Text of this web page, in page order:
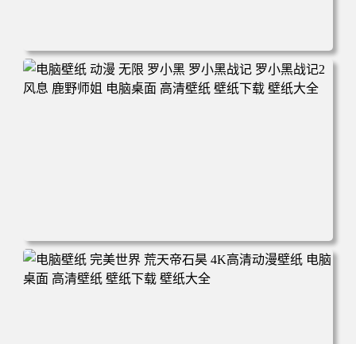
电脑壁纸 柯南和小兰背靠背 夕阳 日落 4K动漫壁纸 电脑桌
面 高清壁纸 壁纸下载 壁纸大全
电脑壁纸 动漫 无限 罗小黑 罗小黑战记 罗小黑战记2 风息
鹿野师姐 电脑桌面 高清壁纸 壁纸下载 壁纸大全